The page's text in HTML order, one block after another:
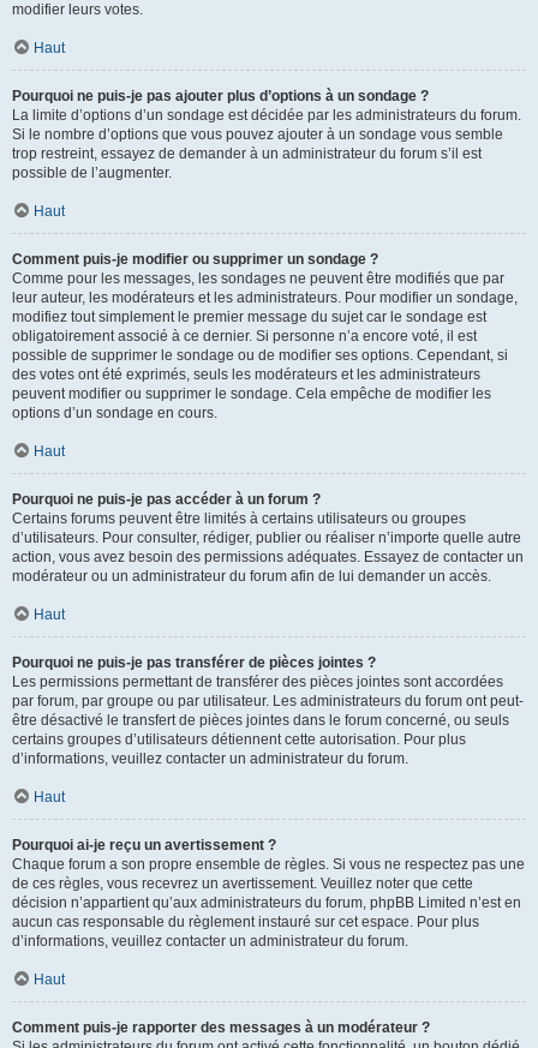
modifier leurs votes.
Haut
Pourquoi ne puis-je pas ajouter plus d’options à un sondage ?
La limite d’options d’un sondage est décidée par les administrateurs du forum.
Si le nombre d’options que vous pouvez ajouter à un sondage vous semble
trop restreint, essayez de demander à un administrateur du forum s’il est
possible de l’augmenter.
Haut
Comment puis-je modifier ou supprimer un sondage ?
Comme pour les messages, les sondages ne peuvent être modifiés que par
leur auteur, les modérateurs et les administrateurs. Pour modifier un sondage,
modifiez tout simplement le premier message du sujet car le sondage est
obligatoirement associé à ce dernier. Si personne n’a encore voté, il est
possible de supprimer le sondage ou de modifier ses options. Cependant, si
des votes ont été exprimés, seuls les modérateurs et les administrateurs
peuvent modifier ou supprimer le sondage. Cela empêche de modifier les
options d’un sondage en cours.
Haut
Pourquoi ne puis-je pas accéder à un forum ?
Certains forums peuvent être limités à certains utilisateurs ou groupes
d’utilisateurs. Pour consulter, rédiger, publier ou réaliser n’importe quelle autre
action, vous avez besoin des permissions adéquates. Essayez de contacter un
modérateur ou un administrateur du forum afin de lui demander un accès.
Haut
Pourquoi ne puis-je pas transférer de pièces jointes ?
Les permissions permettant de transférer des pièces jointes sont accordées
par forum, par groupe ou par utilisateur. Les administrateurs du forum ont peut-
être désactivé le transfert de pièces jointes dans le forum concerné, ou seuls
certains groupes d’utilisateurs détiennent cette autorisation. Pour plus
d’informations, veuillez contacter un administrateur du forum.
Haut
Pourquoi ai-je reçu un avertissement ?
Chaque forum a son propre ensemble de règles. Si vous ne respectez pas une
de ces règles, vous recevrez un avertissement. Veuillez noter que cette
décision n’appartient qu’aux administrateurs du forum, phpBB Limited n’est en
aucun cas responsable du règlement instauré sur cet espace. Pour plus
d’informations, veuillez contacter un administrateur du forum.
Haut
Comment puis-je rapporter des messages à un modérateur ?